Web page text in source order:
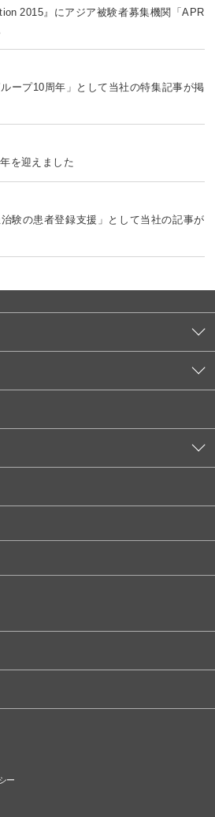
2015』にアジア被験者募集機関「APR
ープ10周年」として当社の特集記事が掲
を迎えました
験の患者登録支援」として当社の記事が
ー